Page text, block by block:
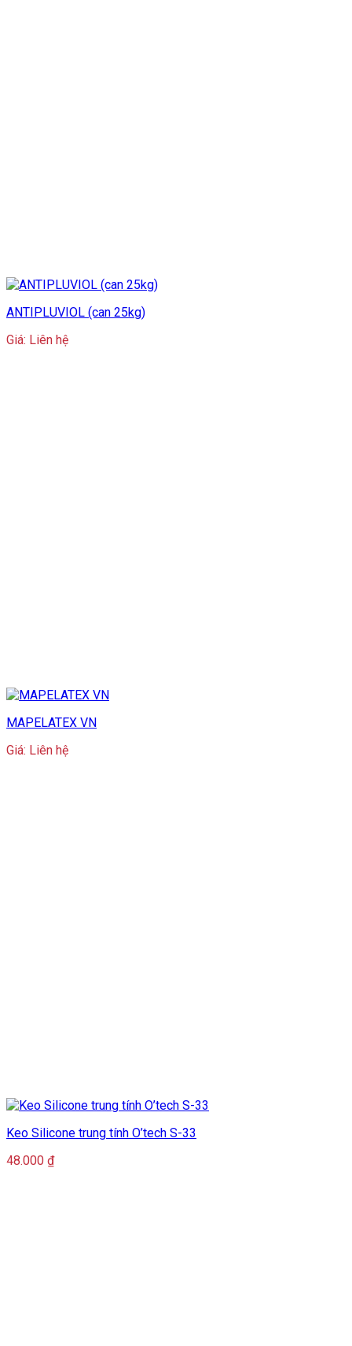
ANTIPLUVIOL (can 25kg)
Giá: Liên hệ
MAPELATEX VN
Giá: Liên hệ
Keo Silicone trung tính O’tech S-33
48.000 ₫